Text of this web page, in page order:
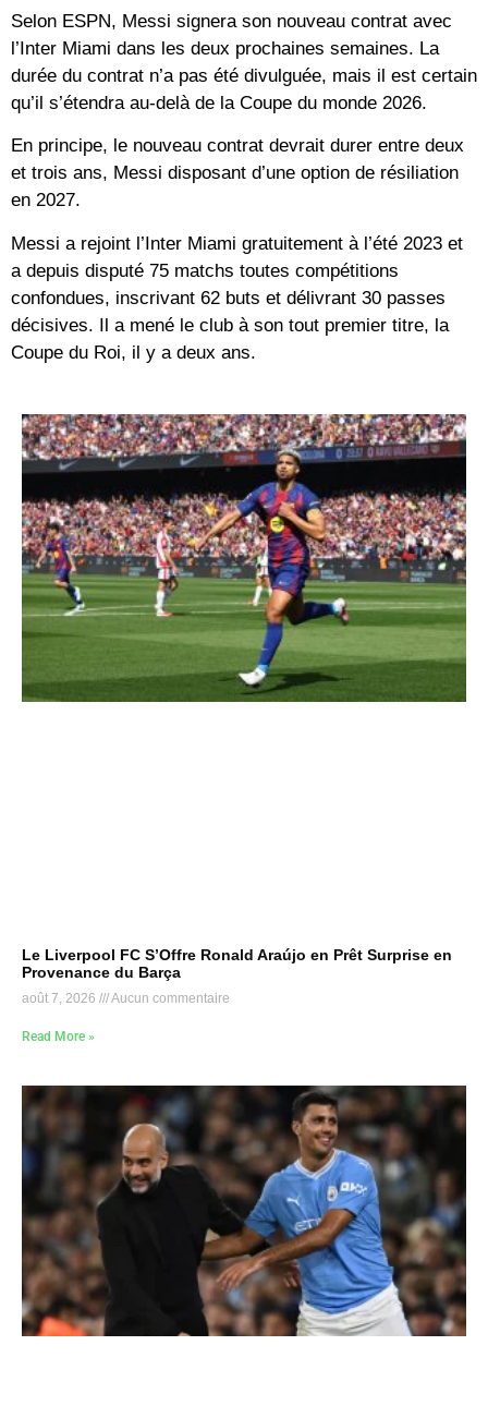
Selon ESPN, Messi signera son nouveau contrat avec
l’Inter Miami dans les deux prochaines semaines. La
durée du contrat n’a pas été divulguée, mais il est certain
qu’il s’étendra au-delà de la Coupe du monde 2026.
En principe, le nouveau contrat devrait durer entre deux
et trois ans, Messi disposant d’une option de résiliation
en 2027.
Messi a rejoint l’Inter Miami gratuitement à l’été 2023 et
a depuis disputé 75 matchs toutes compétitions
confondues, inscrivant 62 buts et délivrant 30 passes
décisives. Il a mené le club à son tout premier titre, la
Coupe du Roi, il y a deux ans.
Le Liverpool FC S’Offre Ronald Araújo en Prêt Surprise en
Provenance du Barça
août 7, 2026 Aucun commentaire
Read More »